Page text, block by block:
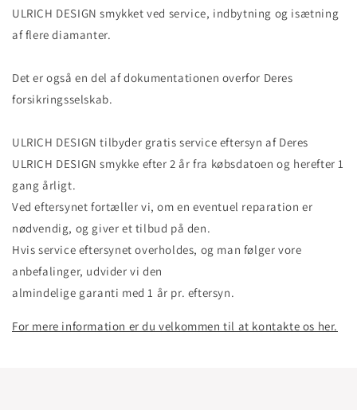
ULRICH DESIGN smykket ved service, indbytning og isætning
af flere diamanter.
Det er også en del af dokumentationen overfor Deres
forsikringsselskab.
ULRICH DESIGN tilbyder gratis service eftersyn af Deres
ULRICH DESIGN smykke efter 2 år fra købsdatoen og herefter 1
gang årligt.
Ved eftersynet fortæller vi, om en eventuel reparation er
nødvendig, og giver et tilbud på den.
Hvis service eftersynet overholdes, og man følger vore
anbefalinger, udvider vi den
almindelige garanti med 1 år pr. eftersyn.
For mere information er du velkommen til at kontakte os her.